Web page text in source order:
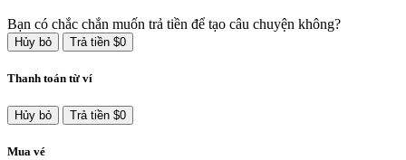
Bạn có chắc chắn muốn trả tiền để tạo câu chuyện không?
Hủy bỏ Trả tiền $0
Thanh toán từ ví
Hủy bỏ Trả tiền $0
Mua vé